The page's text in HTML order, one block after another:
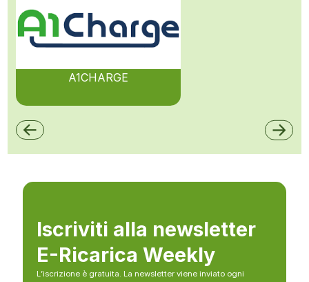
A1CHARGE
Iscriviti alla newsletter
E-Ricarica Weekly
L’iscrizione è gratuita. La newsletter viene inviato ogni